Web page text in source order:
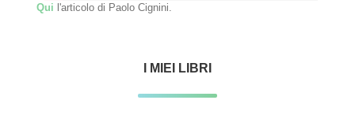
Qui l'articolo di Paolo Cignini.
I MIEI LIBRI